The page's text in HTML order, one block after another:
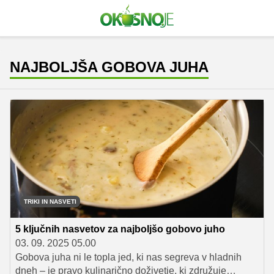
NAJBOLJŠA GOBOVA JUHA
TRIKI IN NASVETI
5 ključnih nasvetov za najboljšo gobovo juho
03. 09. 2025 05.00
Gobova juha ni le topla jed, ki nas segreva v hladnih
dneh – je pravo kulinarično doživetje, ki združuje